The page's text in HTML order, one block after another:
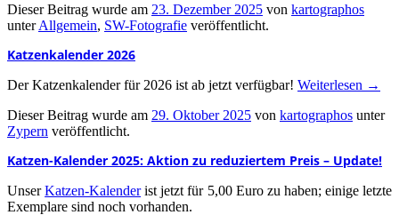
Dieser Beitrag wurde am 23. Dezember 2025 von kartographos
unterAllgemein, SW-Fotografie veröffentlicht.
Katzenkalender 2026
Der Katzenkalender für 2026 ist ab jetzt verfügbar! Weiterlesen →
Dieser Beitrag wurde am 29. Oktober 2025 von kartographos unter
Zypern veröffentlicht.
Katzen-Kalender 2025: Aktion zu reduziertem Preis – Update!
UnserKatzen-Kalenderist jetzt für 5,00 Euro zu haben; einige letzte
Exemplare sind noch vorhanden.